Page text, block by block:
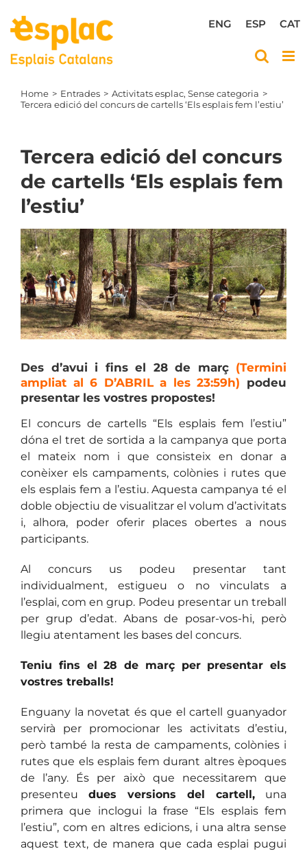
content
CAT
ESP
ENG
Home Entrades Activitats esplac Sense categoria
Tercera edició del concurs de cartells ‘Els esplais fem l’estiu’
Tercera edició del concurs
de cartells ‘Els esplais fem
l’estiu’
View
Larger
Image
Des d’avui i fins el 28 de març (Termini
ampliat al 6 D’ABRIL a les 23:59h) podeu
presentar les vostres propostes!
El concurs de cartells “Els esplais fem l’estiu”
dóna el tret de sortida a la campanya que porta
el mateix nom i que consisteix en donar a
conèixer els campaments, colònies i rutes que
els esplais fem a l’estiu. Aquesta campanya té el
doble objectiu de visualitzar el volum d’activitats
i, alhora, poder oferir places obertes a nous
participants.
Al concurs us podeu presentar tant
individualment, estigueu o no vinculats a
l’esplai, com en grup. Podeu presentar un treball
per grup d’edat. Abans de posar-vos-hi, però
llegiu atentament les bases del concurs.
Teniu fins el 28 de març per presentar els
vostres treballs!
Enguany la novetat és que el cartell guanyador
servirà per promocionar les activitats d’estiu,
però també la resta de campaments, colònies i
rutes que els esplais fem durant altres èpoques
de l’any. És per això que necessitarem que
presenteu dues versions del cartell, una
primera que inclogui la frase “Els esplais fem
l’estiu”, com en altres edicions, i una altra sense
aquest text, de manera que cada esplai pugui